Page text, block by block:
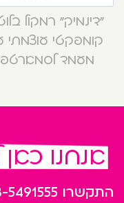
“דינמיק” רמקול
קומפקטי עוצמתי
מעמד
אנחנו
התקשרו 5491555